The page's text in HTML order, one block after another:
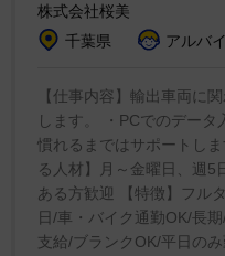
を、深い悲しみとともに
女を知る全ての人の人生
た。
1951年4月17日、アル
まれのオリビアは、情熱
株式会社桜美
千葉県
アルバ
【仕事内容】輸出車両に
します。 ・PCでのデー
慣れるまではサポートし
る人材】月～金曜日、週5
ある方歓迎 【特徴】フル
日/車・バイク通勤OK/長
支給/ブランクOK/平日のみ